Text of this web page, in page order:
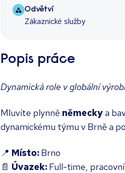
Sector
Odvětví
Zákaznické služby
Popis práce
Dynamická role v globální
Mluvíte plynně německya
dynamickému týmu v Brně a
📍 Místo: Brno
📄 Úvazek: Full-time,